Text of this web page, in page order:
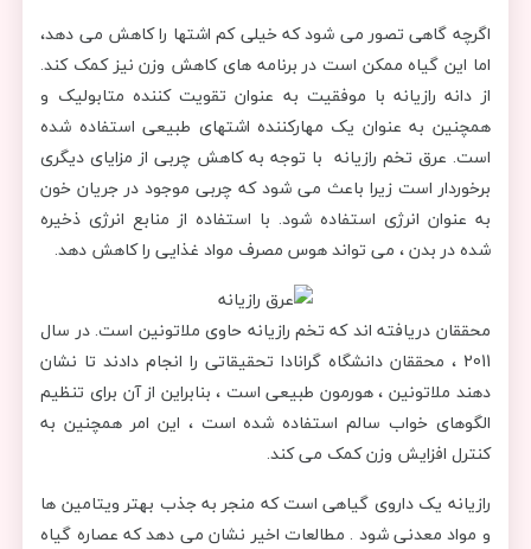
اگرچه گاهی تصور می شود که خیلی کم اشتها را کاهش می دهد،
اما این گیاه ممکن است در برنامه های کاهش وزن نیز کمک کند.
از دانه رازیانه با موفقیت به عنوان تقویت کننده متابولیک و
همچنین به عنوان یک مهارکننده اشتهای طبیعی استفاده شده
است. عرق تخم رازیانه با توجه به کاهش چربی از مزایای دیگری
برخوردار است زیرا باعث می شود که چربی موجود در جریان خون
به عنوان انرژی استفاده شود. با استفاده از منابع انرژی ذخیره
شده در بدن ، می تواند هوس مصرف مواد غذایی را کاهش دهد.
محققان دریافته اند که تخم رازیانه حاوی ملاتونین است. در سال
2011 ، محققان دانشگاه گرانادا تحقیقاتی را انجام دادند تا نشان
دهند ملاتونین ، هورمون طبیعی است ، بنابراین از آن برای تنظیم
الگوهای خواب سالم استفاده شده است ، این امر همچنین به
کنترل افزایش وزن کمک می کند.
رازیانه یک داروی گیاهی است که منجر به جذب بهتر ویتامین ها
و مواد معدنی شود . مطالعات اخیر نشان می دهد که عصاره گیاه